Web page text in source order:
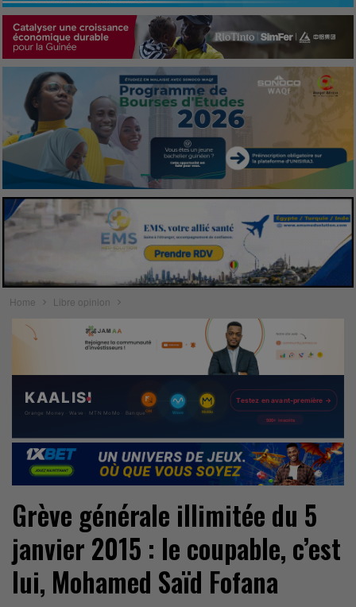
Home Libre opinion
Grève générale illimitée du 5
janvier 2015 : le coupable, c’est
lui, Mohamed Saïd Fofana